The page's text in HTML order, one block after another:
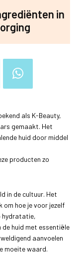
in
als K-Beauty,
gemaakt. Het
huid door middel
producten zo
in de cultuur. Het
om hoe je voor jezelf
hydratatie,
de huid met essentiële
aanvoelen
moeite waard.